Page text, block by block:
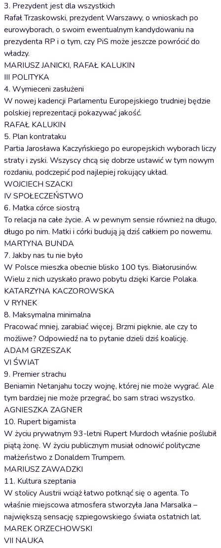
3. Prezydent jest dla wszystkich
Rafał Trzaskowski, prezydent Warszawy, o wnioskach po
eurowyborach, o swoim ewentualnym kandydowaniu na
prezydenta RP i o tym, czy PiS może jeszcze powrócić do
władzy.
MARIUSZ JANICKI, RAFAŁ KALUKIN
III POLITYKA
4. Wymieceni zasłużeni
W nowej kadencji Parlamentu Europejskiego trudniej będzie
polskiej reprezentacji pokazywać jakość.
RAFAŁ KALUKIN
5. Plan kontrataku
Partia Jarosława Kaczyńskiego po europejskich wyborach liczy
straty i zyski. Wszyscy chcą się dobrze ustawić w tym nowym
rozdaniu, podczepić pod najlepiej rokujący układ.
WOJCIECH SZACKI
IV SPOŁECZEŃSTWO
6. Matka córce siostrą
To relacja na całe życie. A w pewnym sensie również na długo,
długo po nim. Matki i córki budują ją dziś całkiem po nowemu.
MARTYNA BUNDA
7. Jakby nas tu nie było
W Polsce mieszka obecnie blisko 100 tys. Białorusinów.
Wielu z nich uzyskało prawo pobytu dzięki Karcie Polaka.
KATARZYNA KACZOROWSKA
V RYNEK
8. Maksymalna minimalna
Pracować mniej, zarabiać więcej. Brzmi pięknie, ale czy to
możliwe? Odpowiedź na to pytanie dzieli dziś koalicję.
ADAM GRZESZAK
VI ŚWIAT
9. Premier strachu
Beniamin Netanjahu toczy wojnę, której nie może wygrać. Ale
tym bardziej nie może przegrać, bo sam straci wszystko.
AGNIESZKA ZAGNER
10. Rupert bigamista
W życiu prywatnym 93-letni Rupert Murdoch właśnie poślubił
piątą żonę. W życiu publicznym musiał odnowić polityczne
małżeństwo z Donaldem Trumpem.
MARIUSZ ZAWADZKI
11. Kultura szeptania
W stolicy Austrii wciąż łatwo potknąć się o agenta. To
właśnie miejscowa atmosfera stworzyła Jana Marsalka –
największą sensację szpiegowskiego świata ostatnich lat.
MAREK ORZECHOWSKI
VII NAUKA